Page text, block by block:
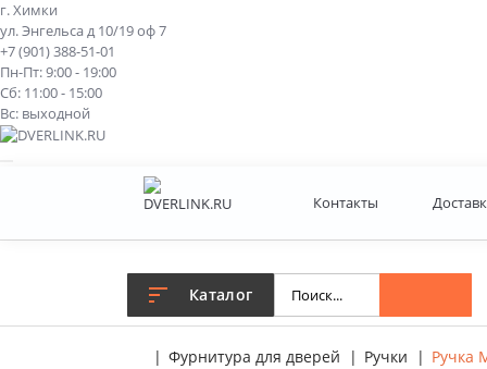
г. Химки
ул. Энгельса д 10/19 оф 7
+7 (901) 388-51-01
Пн-Пт: 9:00 - 19:00
Сб: 11:00 - 15:00
Вс: выходной
Контакты
Каталог
Фурнитура для дверей Ручки Ручка